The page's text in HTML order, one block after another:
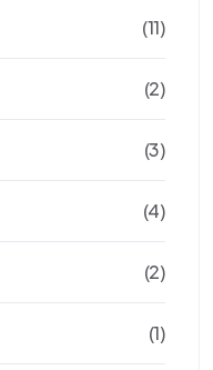
(11)
(2)
(3)
(4)
(2)
(1)